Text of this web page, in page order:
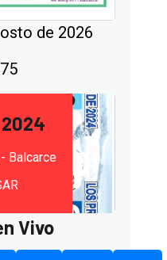
de 2026
Balcarce
Vivo